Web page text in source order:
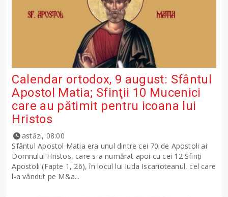
Calendar ortodox, 9 august: Sfântul
Apostol Matia; Sfinţii 10 Mucenici
care au pătimit pentru icoana lui
Hristos
astăzi, 08:00
Sfântul Apostol Matia era unul dintre cei 70 de Apostoli ai
Domnului Hristos, care s-a numărat apoi cu cei 12 Sfinţi
Apostoli (Fapte 1, 26), în locul lui Iuda Iscarioteanul, cel care
l-a vândut pe M&a...